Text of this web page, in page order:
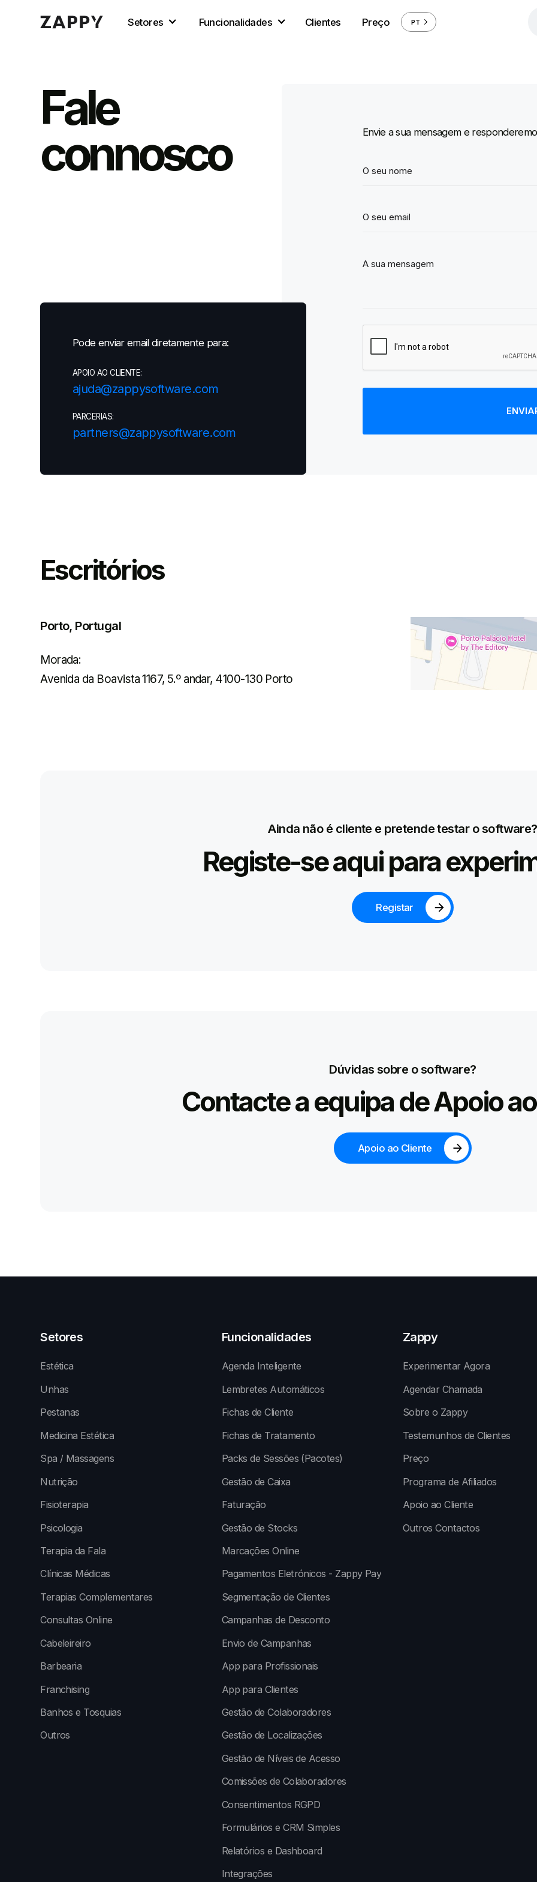
Setores Funcionalidades Clientes Preço PT
Fale
connosco
Pode enviar email diretamente para:
APOIO AO CLIENTE:
ajuda@zappysoftware.com
PARCERIAS:
partners@zappysoftware.com
Envie a sua mensagem e
Escritórios
Porto, Portugal
Morada:
Avenida da Boavista 1167, 5.º andar, 4100-130 Porto
Ainda não é cliente e pretende testar o software?
Registe-se aqui para
Registar
Dúvidas sobre o software?
Contacte a equipa de Apoio
Apoio ao Cliente
Setores
Estética
Unhas
Pestanas
Medicina Estética
Spa / Massagens
Nutrição
Fisioterapia
Psicologia
Terapia da Fala
Clínicas Médicas
Terapias Complementares
Consultas Online
Cabeleireiro
Barbearia
Franchising
Banhos e Tosquias
Outros
Funcionalidades
Agenda Inteligente
Lembretes Automáticos
Fichas de Cliente
Fichas de Tratamento
Packs de Sessões (Pacotes)
Gestão de Caixa
Faturação
Gestão de Stocks
Marcações Online
Pagamentos Eletrónicos - Zappy Pay
Segmentação de Clientes
Campanhas de Desconto
Envio de Campanhas
App para Profissionais
App para Clientes
Gestão de Colaboradores
Gestão de Localizações
Gestão de Níveis de Acesso
Comissões de Colaboradores
Consentimentos RGPD
Formulários e CRM Simples
Relatórios e Dashboard
Integrações
Zappy
Experimentar Agora
Agendar Chamada
Sobre o Zappy
Testemunhos de Clientes
Preço
Programa de Afiliados
Apoio ao Cliente
Outros Contactos